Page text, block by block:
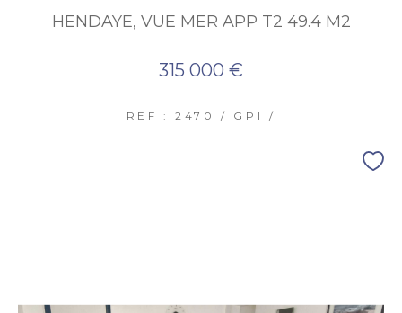
HENDAYE, VUE MER APP T2 49.4 M2
315 000 €
REF : 2470 / GPI /